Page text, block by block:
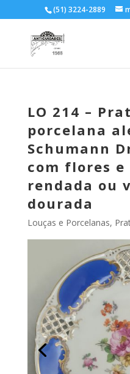
(51) 3224-2889
LO 214 –
porcelana
Schumann
com flores e
rendada ou
dourada
Louças e Porcelanas,